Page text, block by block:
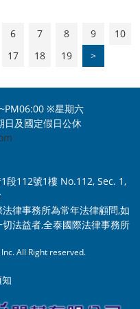
6 7 8 9
10
17 18 19 >
※星期六
及國定假日公休
段112號1樓 No.112, Sec. 1,
律事務所為常年法律顧問,如
法益者,全泰國際法律事務所
All Right reserved.